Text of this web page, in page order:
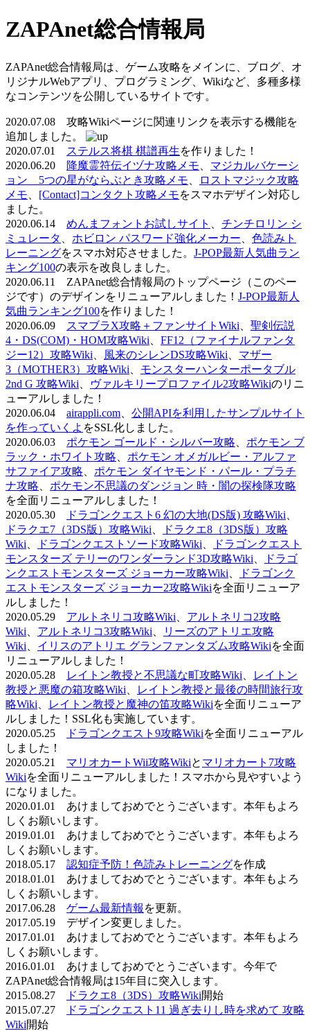
ZAPAnet総合情報局
ZAPAnet総合情報局は、ゲーム攻略をメインに、ブログ、オ
リジナルWebアプリ、プログラミング、Wikiなど、多種多様
なコンテンツを公開しているサイトです。
2020.07.08 攻略Wikiページに関連リンクを表示する機能を
追加しました。
2020.07.01
ステルス将棋 棋譜再生を作りました！
2020.06.20
降魔霊符伝イヅナ攻略メモ
マジカルバケーシ
ョン 5つの星がならぶとき攻略メモ
ロストマジック攻略
メモ
[Contact]コンタクト攻略メモをスマホデザイン対応し
ました。
2020.06.14 めんまフォントお試しサイト
チンチロリン シ
ミュレータ
ホビロン パスワード強化メーカー
色読みト
レーニングをスマホ対応させました。 J-POP最新人気曲ラン
キング100の表示を改良しました。
2020.06.11 ZAPAnet総合情報局のトップページ（このペー
ジです）のデザインをリニューアルしました！ J-POP最新人
気曲ランキング100を作りました！
2020.06.09
スマブラX攻略＋ファンサイトWiki
聖剣伝説
4・DS(COM)・HOM攻略Wiki
FF12（ファイナルファンタ
ジー12）攻略Wiki
風来のシレンDS攻略Wiki
マザー
3（MOTHER3）攻略Wiki
モンスターハンターポータブル
2nd G 攻略Wiki
ヴァルキリープロファイル2攻略Wikiのリニ
ューアルしました！
2020.06.04 airappli.com
公開APIを利用したサンプルサイト
を作っていくよ をSSL化しました。
2020.06.03 ポケモン ゴールド・シルバー攻略
ポケモン ブ
ラック・ホワイト攻略
ポケモン オメガルビー・アルファ
サファイア攻略
ポケモン ダイヤモンド・パール・プラチ
ナ攻略
ポケモン不思議のダンジョン 時・闇の探検隊攻略
を全面リニューアルしました！
2020.05.30
ドラゴンクエスト6 幻の大地(DS版) 攻略Wiki
ドラクエ7（3DS版）攻略Wiki
ドラクエ8（3DS版）攻略
Wiki
ドラゴンクエストソード攻略Wiki
ドラゴンクエスト
モンスターズ テリーのワンダーランド3D攻略Wiki
ドラゴ
ンクエストモンスターズ ジョーカー攻略Wiki
ドラゴンク
エストモンスターズ ジョーカー2攻略Wikiを全面リニューア
ルしました！
2020.05.29 アルトネリコ攻略Wiki
アルトネリコ2攻略
Wiki
アルトネリコ3攻略Wiki
リーズのアトリエ攻略
Wiki
イリスのアトリエ グランファンタズム攻略Wikiを全面
リニューアルしました！
2020.05.28
レイトン教授と不思議な町攻略Wiki
レイトン
教授と悪魔の箱攻略Wiki
レイトン教授と最後の時間旅行攻
略Wiki
レイトン教授と魔神の笛攻略Wikiを全面リニューア
ルしました！SSL化も実施しています。
2020.05.25
ドラゴンクエスト9攻略Wikiを全面リニューアル
しました！
2020.05.21 マリオカートWii攻略Wikiと マリオカート7攻略
Wikiを全面リニューアルしました！スマホから見やすいよう
になりました。
2020.01.01 あけましておめでとうございます。本年もよろ
しくお願いします。
2019.01.01 あけましておめでとうございます。本年もよろ
しくお願いします。
2018.05.17 認知症予防！色読みトレーニングを作成
2018.01.01 あけましておめでとうございます。本年もよろ
しくお願いします。
2017.06.28 ゲーム最新情報 を更新。
2017.05.19 デザイン変更しました。
2017.01.01 あけましておめでとうございます。本年もよろ
しくお願いします。
2016.01.01 あけましておめでとうございます。今年で
ZAPAnet総合情報局は15年目に突入します。
2015.08.27
ドラクエ8（3DS）攻略Wiki開始
2015.07.27
ドラゴンクエスト11 過ぎ去りし時を求めて 攻略
Wiki開始